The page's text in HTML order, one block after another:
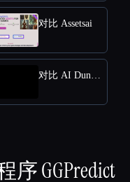
对比 Assetsai
序GGPredict